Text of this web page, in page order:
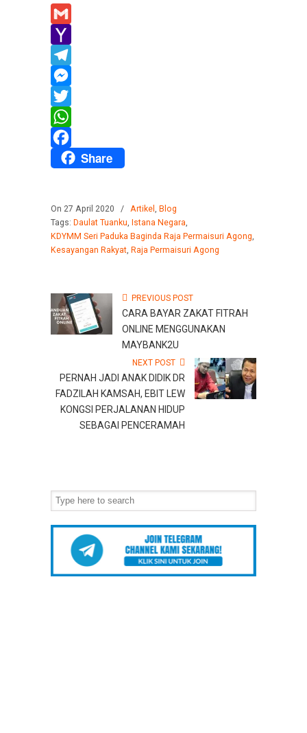
Gmail
Yahoo
Mail
Telegram
Messenger
Twitter
WhatsApp
FacebookShare
On 27 April 2020 / Artikel , Blog
Tags: Daulat Tuanku, Istana Negara,
KDYMM Seri Paduka Baginda Raja Permaisuri Agong,
Kesayangan Rakyat, Raja Permaisuri Agong
PREVIOUS POST
CARA BAYAR ZAKAT FITRAH
ONLINE MENGGUNAKAN
MAYBANK2U
NEXT POST
PERNAH JADI ANAK DIDIK DR
FADZILAH KAMSAH, EBIT LEW
KONGSI PERJALANAN HIDUP
SEBAGAI PENCERAMAH